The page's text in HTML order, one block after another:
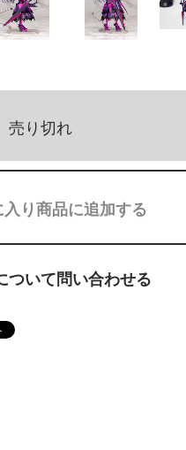
売り切れ
り商品に追加する
ついて問い合わせる